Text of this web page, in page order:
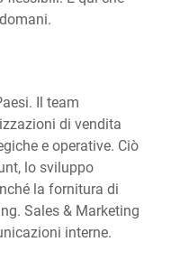
Il team
di vendita
e operative. Ciò
lo sviluppo
la fornitura di
Sales & Marketing
interne.